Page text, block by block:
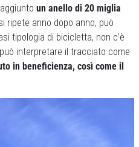
un anello di 20 miglia
ripete anno dopo anno, può
tipologia di bicicletta, non c’è
interpretare il tracciato come
in beneficienza, così come il